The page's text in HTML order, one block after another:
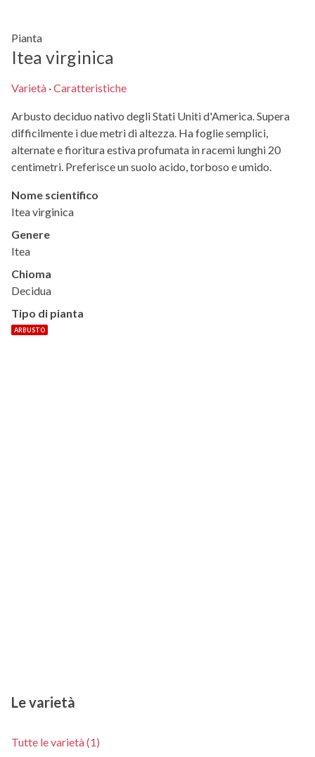
Pianta
Itea virginica
Varietà ·Caratteristiche
Arbusto deciduo nativo degli Stati Uniti d'America. Supera
difficilmente i due metri di altezza. Ha foglie semplici,
alternate e fioritura estiva profumata in racemi lunghi 20
centimetri. Preferisce un suolo acido, torboso e umido.
Nome scientifico
Itea virginica
Genere
Itea
Chioma
Decidua
Tipo di pianta
ARBUSTO
Le varietà
Tutte le varietà (1)